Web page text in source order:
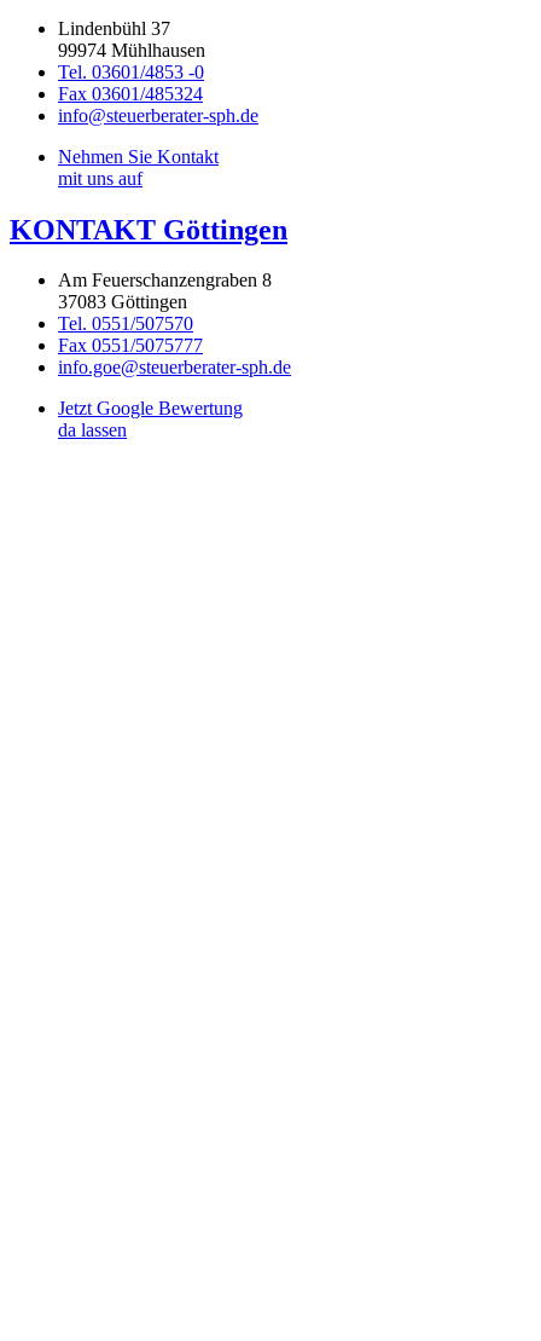
Lindenbühl 37
99974 Mühlhausen
Tel. 03601/4853 -0
Fax 03601/485324
info@steuerberater-sph.de
Nehmen Sie Kontakt
mit uns auf
KONTAKT Göttingen
Am Feuerschanzengraben 8
37083 Göttingen
Tel. 0551/507570
Fax 0551/5075777
info.goe@steuerberater-sph.de
Jetzt Google Bewertung
da lassen